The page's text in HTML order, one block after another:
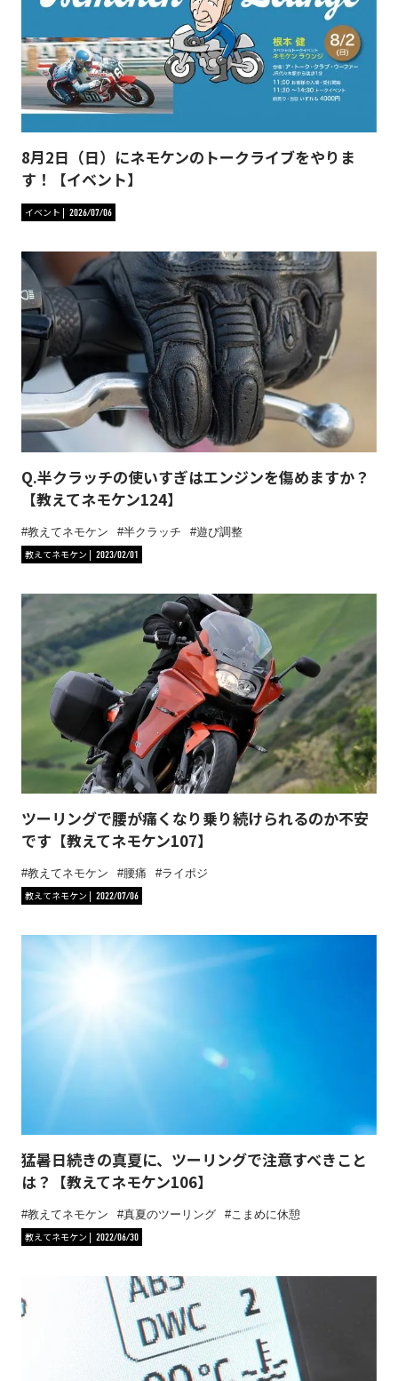
8月2日（日）にネモケンのトークライブをやりま
す！【イベント】
イベント 2026/07/06
Q.半クラッチの使いすぎはエンジンを傷めますか？
【教えてネモケン124】
教えてネモケン 半クラッチ
遊び調整
教えてネモケン
2023/02/01
ツーリングで腰が痛くなり乗り続けられるのか不安
です【教えてネモケン107】
教えてネモケン 腰痛
ライポジ
教えてネモケン
2022/07/06
猛暑日続きの真夏に、ツーリングで注意すべきこと
は？【教えてネモケン106】
教えてネモケン 真夏のツーリング
こまめに休憩
教えてネモケン
2022/06/30